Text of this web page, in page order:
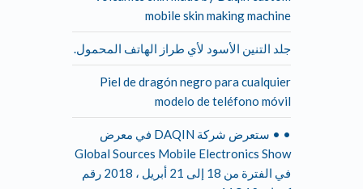
mobile skin making machine
جلد التنين الأسود لأي طراز الهاتف المحمول.
Piel de dragón negro para cualquier
modelo de teléfono móvil
• • ستعرض شركة DAQIN في معرض
Global Sources Mobile Electronics Show
في الفترة من 18 إلى 21 أبريل ، 2018 رقم